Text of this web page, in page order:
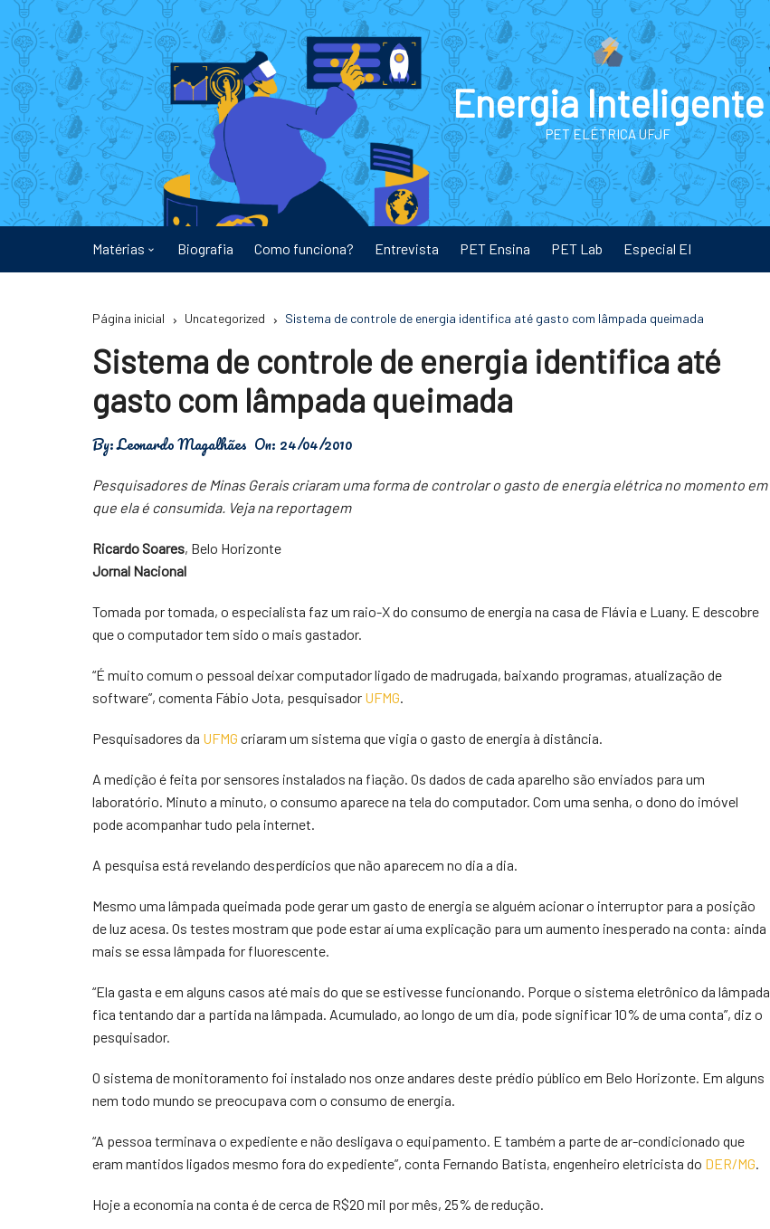
para
conteúdo
Energia Inteligente
PET ELÉTRICA UFJF
Matérias
Energia
Física
Meio Ambiente
Saúde
Tecnologia
Biografia Como funciona? Entrevista PET Ensina PET Lab Especial EI
Página inicial Uncategorized Sistema de controle de energia identifica até gasto com lâmpada queimada
Sistema de controle de energia identifica até
gasto com lâmpada queimada
By:Leonardo Magalhães On: 24/04/2010
Pesquisadores de Minas Gerais criaram uma forma de controlar o gasto de energia elétrica no momento em
que ela é consumida. Veja na reportagem
Ricardo Soares, Belo Horizonte
Jornal Nacional
Tomada por tomada, o especialista faz um raio-X do consumo de energia na casa de Flávia e Luany. E descobre
que o computador tem sido o mais gastador.
“É muito comum o pessoal deixar computador ligado de madrugada, baixando programas, atualização de
software”, comenta Fábio Jota, pesquisador UFMG.
Pesquisadores da UFMG criaram um sistema que vigia o gasto de energia à distância.
A medição é feita por sensores instalados na fiação. Os dados de cada aparelho são enviados para um
laboratório. Minuto a minuto, o consumo aparece na tela do computador. Com uma senha, o dono do imóvel
pode acompanhar tudo pela internet.
A pesquisa está revelando desperdícios que não aparecem no dia a dia.
Mesmo uma lâmpada queimada pode gerar um gasto de energia se alguém acionar o interruptor para a posição
de luz acesa. Os testes mostram que pode estar aí uma explicação para um aumento inesperado na conta: ainda
mais se essa lâmpada for fluorescente.
“Ela gasta e em alguns casos até mais do que se estivesse funcionando. Porque o sistema eletrônico da lâmpada
fica tentando dar a partida na lâmpada. Acumulado, ao longo de um dia, pode significar 10% de uma conta”, diz o
pesquisador.
O sistema de monitoramento foi instalado nos onze andares deste prédio público em Belo Horizonte. Em alguns
nem todo mundo se preocupava com o consumo de energia.
“A pessoa terminava o expediente e não desligava o equipamento. E também a parte de ar-condicionado que
eram mantidos ligados mesmo fora do expediente”, conta Fernando Batista, engenheiro eletricista do DER/MG.
Hoje a economia na conta é de cerca de R$20 mil por mês, 25% de redução.